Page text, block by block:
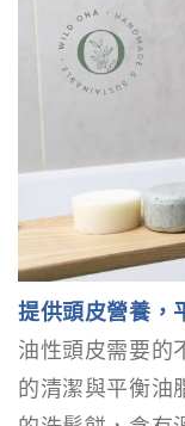
提供頭皮營養，
油性頭皮需要的
的清潔與平衡油